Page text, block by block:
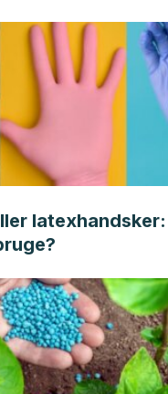
latexhandsker: